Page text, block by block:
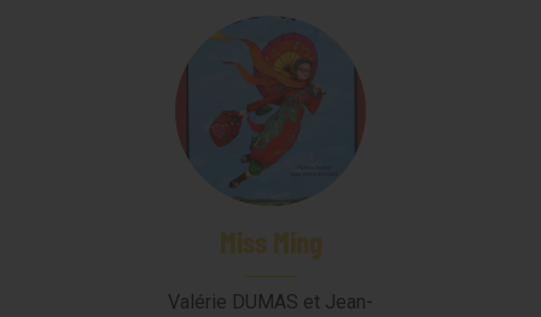
Miss Ming
Valérie DUMAS et Jean-